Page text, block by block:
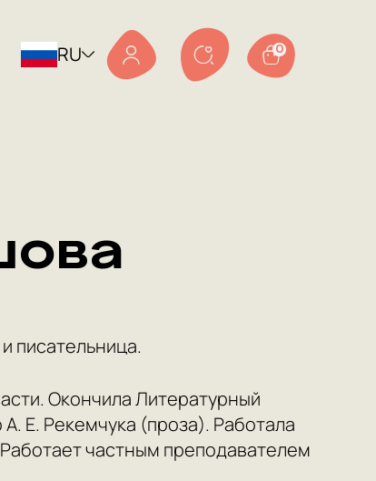
RU 0
писательница.
Окончила Литературный
Е. Рекемчука (проза). Работала
частным преподавателем